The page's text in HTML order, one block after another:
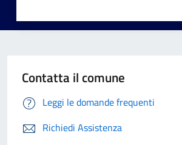
Contatta il comune
Leggi le domande frequenti
Richiedi Assistenza